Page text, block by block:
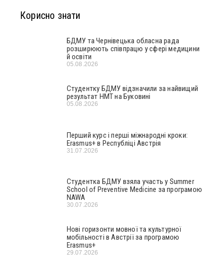
Корисно знати
БДМУ та Чернівецька обласна рада
розширюють співпрацю у сфері медицини
й освіти
05.08.2026
Студентку БДМУ відзначили за найвищий
результат НМТ на Буковині
05.08.2026
Перший курс і перші міжнародні кроки:
Erasmus+ в Республіці Австрія
31.07.2026
Студентка БДМУ взяла участь у Summer
School of Preventive Medicine за програмою
NAWA
30.07.2026
Нові горизонти мовної та культурної
мобільності в Австрії за програмою
Erasmus+
29.07.2026